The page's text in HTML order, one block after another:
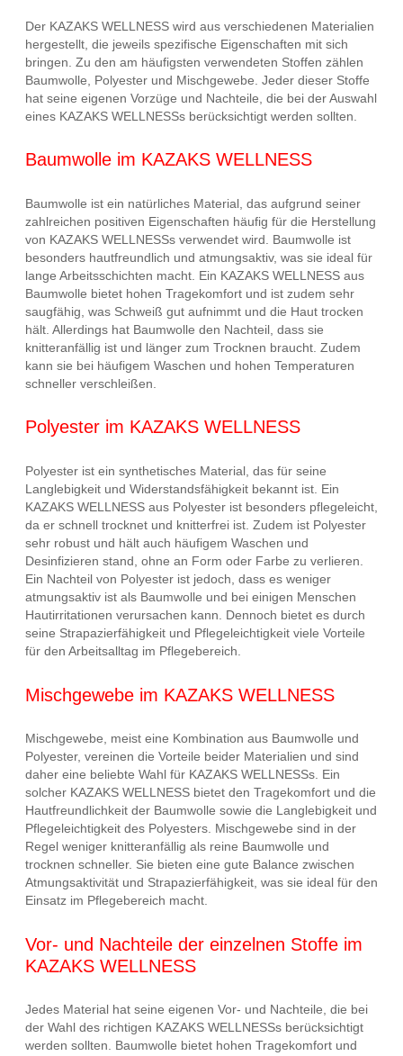
Der KAZAKS WELLNESS wird aus verschiedenen Materialien
hergestellt, die jeweils spezifische Eigenschaften mit sich
bringen. Zu den am häufigsten verwendeten Stoffen zählen
Baumwolle, Polyester und Mischgewebe. Jeder dieser Stoffe
hat seine eigenen Vorzüge und Nachteile, die bei der Auswahl
eines KAZAKS WELLNESSs berücksichtigt werden sollten.
Baumwolle im KAZAKS WELLNESS
Baumwolle ist ein natürliches Material, das aufgrund seiner
zahlreichen positiven Eigenschaften häufig für die Herstellung
von KAZAKS WELLNESSs verwendet wird. Baumwolle ist
besonders hautfreundlich und atmungsaktiv, was sie ideal für
lange Arbeitsschichten macht. Ein KAZAKS WELLNESS aus
Baumwolle bietet hohen Tragekomfort und ist zudem sehr
saugfähig, was Schweiß gut aufnimmt und die Haut trocken
hält. Allerdings hat Baumwolle den Nachteil, dass sie
knitteranfällig ist und länger zum Trocknen braucht. Zudem
kann sie bei häufigem Waschen und hohen Temperaturen
schneller verschleißen.
Polyester im KAZAKS WELLNESS
Polyester ist ein synthetisches Material, das für seine
Langlebigkeit und Widerstandsfähigkeit bekannt ist. Ein
KAZAKS WELLNESS aus Polyester ist besonders pflegeleicht,
da er schnell trocknet und knitterfrei ist. Zudem ist Polyester
sehr robust und hält auch häufigem Waschen und
Desinfizieren stand, ohne an Form oder Farbe zu verlieren.
Ein Nachteil von Polyester ist jedoch, dass es weniger
atmungsaktiv ist als Baumwolle und bei einigen Menschen
Hautirritationen verursachen kann. Dennoch bietet es durch
seine Strapazierfähigkeit und Pflegeleichtigkeit viele Vorteile
für den Arbeitsalltag im Pflegebereich.
Mischgewebe im KAZAKS WELLNESS
Mischgewebe, meist eine Kombination aus Baumwolle und
Polyester, vereinen die Vorteile beider Materialien und sind
daher eine beliebte Wahl für KAZAKS WELLNESSs. Ein
solcher KAZAKS WELLNESS bietet den Tragekomfort und die
Hautfreundlichkeit der Baumwolle sowie die Langlebigkeit und
Pflegeleichtigkeit des Polyesters. Mischgewebe sind in der
Regel weniger knitteranfällig als reine Baumwolle und
trocknen schneller. Sie bieten eine gute Balance zwischen
Atmungsaktivität und Strapazierfähigkeit, was sie ideal für den
Einsatz im Pflegebereich macht.
Vor- und Nachteile der einzelnen Stoffe im
KAZAKS WELLNESS
Jedes Material hat seine eigenen Vor- und Nachteile, die bei
der Wahl des richtigen KAZAKS WELLNESSs berücksichtigt
werden sollten. Baumwolle bietet hohen Tragekomfort und